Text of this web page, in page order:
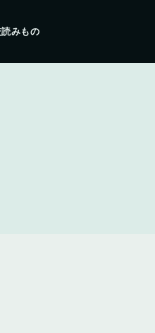
読みもの